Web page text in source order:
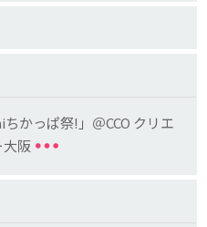
ちかっぱ祭!」＠CCO クリエ
⼤阪